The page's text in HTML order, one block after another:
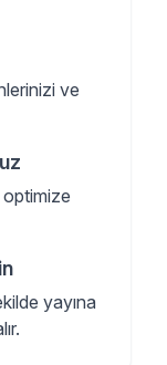
ve
optimize
yayına